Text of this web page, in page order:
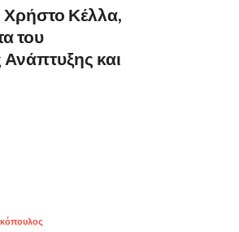
Χρήστο Κέλλα,
του
και